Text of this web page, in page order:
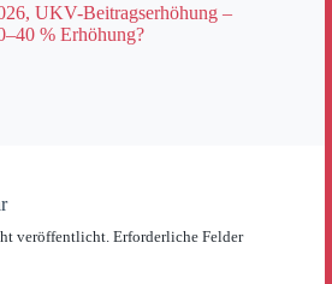
UKV-Beitragserhöhung –
% Erhöhung?
veröffentlicht. Erforderliche Felder